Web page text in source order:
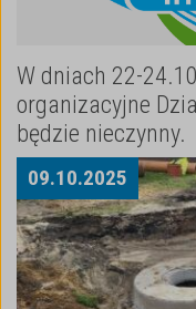
W dniach 22-
organizacyjne
będzie nieczynny.
09.10.2025